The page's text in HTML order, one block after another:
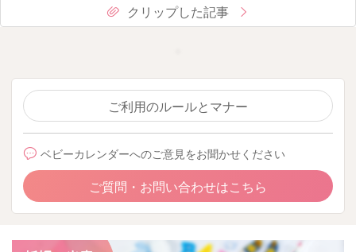
クリップした記事
ご利用のルールとマナー
ベビーカレンダーへのご意見をお聞かせください
ご質問・お問い合わせはこちら